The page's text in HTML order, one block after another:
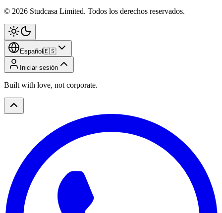
© 2026 Studcasa Limited. Todos los derechos reservados.
Español 🇪🇸
Iniciar sesión
Built with love, not corporate.